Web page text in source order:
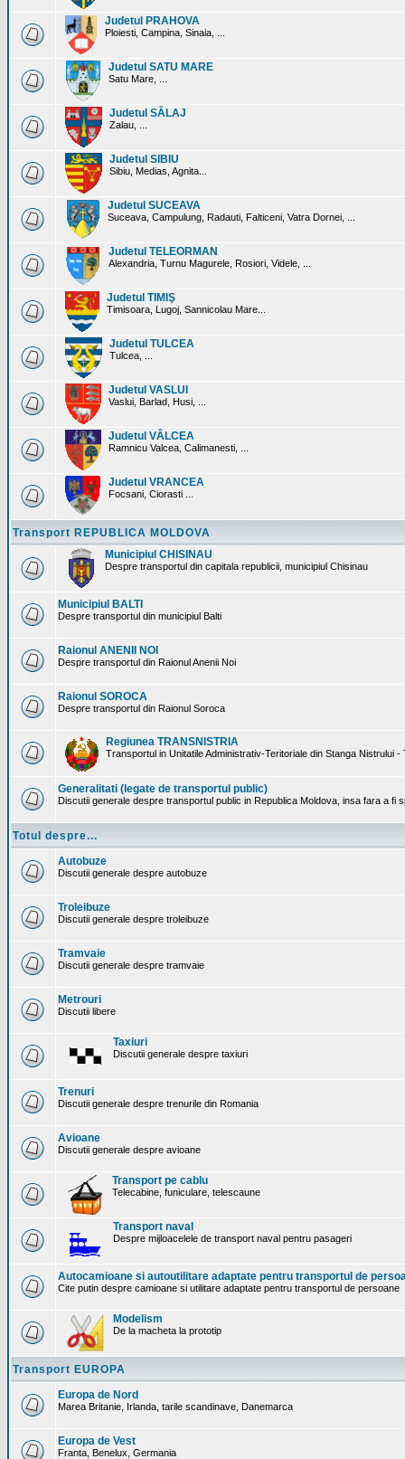
Judetul PRAHOVA
Ploiesti, Campina, Sinaia, ...
Judetul SATU MARE
Satu Mare, ...
Judetul SĂLAJ
Zalau, ...
Judetul SIBIU
Sibiu, Medias, Agnita...
Judetul SUCEAVA
Suceava, Campulung, Radauti, Falticeni, Vatra Dornei, ...
Judetul TELEORMAN
Alexandria, Turnu Magurele, Rosiori, Videle, ...
Judetul TIMIŞ
Timisoara, Lugoj, Sannicolau Mare...
Judetul TULCEA
Tulcea, ...
Judetul VASLUI
Vaslui, Barlad, Husi, ...
Judetul VÂLCEA
Ramnicu Valcea, Calimanesti, ...
Judetul VRANCEA
Focsani, Ciorasti ...
Transport REPUBLICA MOLDOVA
Municipiul CHISINAU
Despre transportul din capitala republicii, municipiul Chisinau
Municipiul BALTI
Despre transportul din municipiul Balti
Raionul ANENII NOI
Despre transportul din Raionul Anenii Noi
Raionul SOROCA
Despre transportul din Raionul Soroca
Regiunea TRANSNISTRIA
Transportul in Unitatile Administrativ-Teritoriale din Stanga Nistrului -
Generalitati (legate de transportul public)
Discutii generale despre transportul public in Republica Moldova, insa fara a fi
Totul despre...
Autobuze
Discutii generale despre autobuze
Troleibuze
Discutii generale despre troleibuze
Tramvaie
Discutii generale despre tramvaie
Metrouri
Discutii libere
Taxiuri
Discutii generale despre taxiuri
Trenuri
Discutii generale despre trenurile din Romania
Avioane
Discutii generale despre avioane
Transport pe cablu
Telecabine, funiculare, telescaune
Transport naval
Despre mijloacelele de transport naval pentru pasageri
Autocamioane si autoutilitare adaptate pentru transportul de
Cite putin despre camioane si utilitare adaptate pentru transportul de persoane
Modelism
De la macheta la prototip
Transport EUROPA
Europa de Nord
Marea Britanie, Irlanda, tarile scandinave, Danemarca
Europa de Vest
Franta, Benelux, Germania